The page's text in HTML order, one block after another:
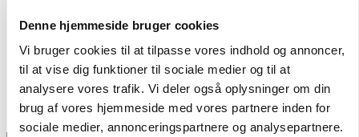
Denne hjemmeside bruger cookies
Vi bruger cookies til at tilpasse vores indhold og annoncer,
til at vise dig funktioner til sociale medier og til at
analysere vores trafik. Vi deler også oplysninger om din
brug af vores hjemmeside med vores partnere inden for
sociale medier, annonceringspartnere og analysepartnere.
Sumner 2000 serie
Løftekapacitet – 455 kg.
Løftehøjde–7,7 meter